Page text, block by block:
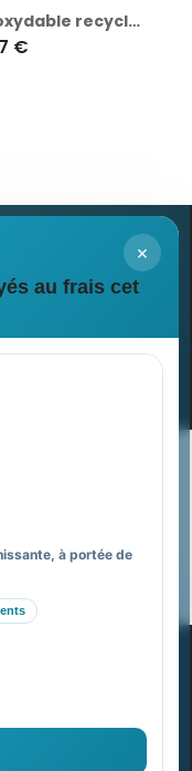
Bouteille de 500 ml en acier inoxydable recyclé - Aline
€
×
au frais cet
à portée de
nos offres spéciales
global
?